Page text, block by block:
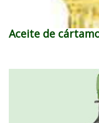
Aceite de